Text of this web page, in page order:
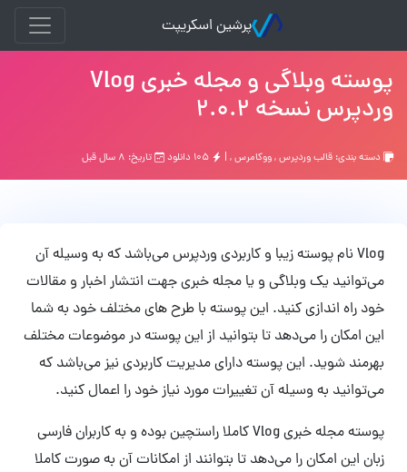
پرشین اسکریپت
پوسته وبلاگی و مجله خبری Vlog
وردپرس نسخه 2.0.2
دسته بندی: قالب وردپرس,ووکامرس, | تاریخ: ۸ سال قبل
Vlog نام پوسته زیبا و کاربردی وردپرس می‌باشد که به وسیله آن
می‌توانید یک وبلاگی و یا مجله خبری جهت انتشار اخبار و مقالات
خود راه اندازی کنید. این پوسته با طرح های مختلف خود به شما
این امکان را می‌دهد تا بتوانید از این پوسته در موضوعات مختلف
بهرمند شوید. این پوسته دارای مدیریت کاربردی نیز می‌باشد که
می‌توانید به وسیله آن تغییرات مورد نیاز خود را اعمال کنید.
پوسته مجله خبری Vlog کاملا راستچین بوده و به کاربران فارسی
زبان این امکان را می‌دهد تا بتوانند از امکانات آن به صورت کاملا